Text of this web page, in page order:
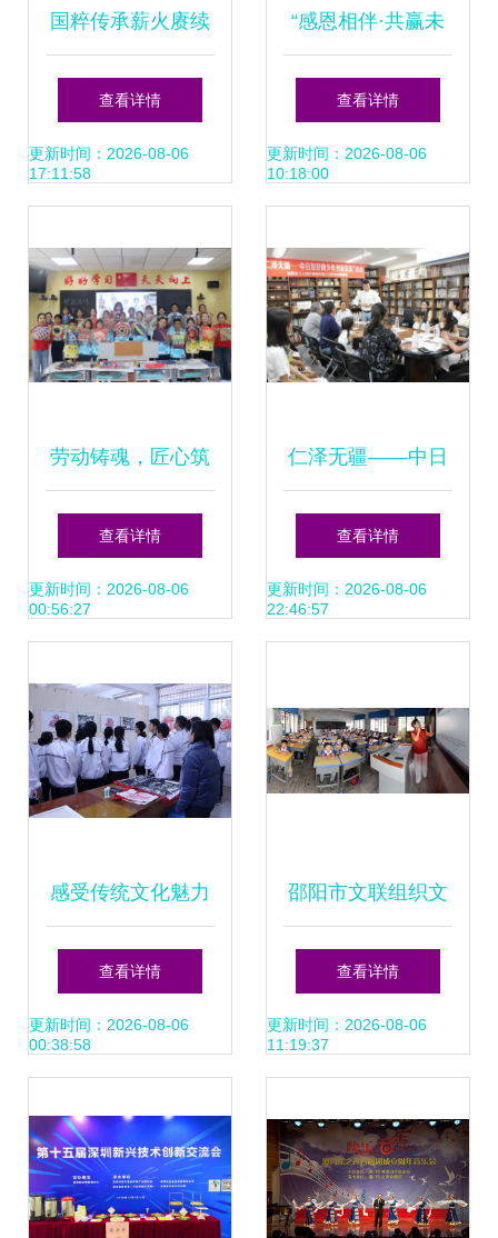
国粹传承薪火赓续
中国戏曲学院京昆
系来校交流研讨侧
查看详情
更新时间：2026-08-06
17:11:58
“感恩相伴·共赢未
来”党建文化交流会
凝聚共识，激发前
查看详情
更新时间：2026-08-06
10:18:00
劳动铸魂，匠心筑
梦 我校2025年“学
校劳动周”活动圆满
查看详情
更新时间：2026-08-06
00:56:27
仁泽无疆——中日
友好青少年书法交
流活动圆满举行
查看详情
更新时间：2026-08-06
22:46:57
感受传统文化魅力
漳州一职校组织学
生参观创意剪纸作
查看详情
更新时间：2026-08-06
00:38:58
邵阳市文联组织文
艺家走进向阳小学
民族团结进步宣传
查看详情
更新时间：2026-08-06
11:19:37